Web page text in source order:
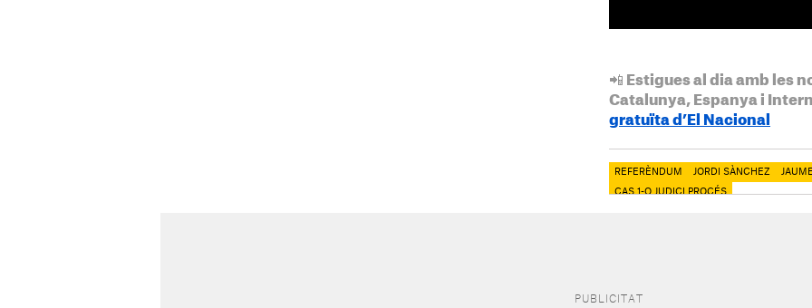
📲 Estigues al dia amb les
Catalunya, Espanya i
gratuïta d’El Nacional
REFERÈNDUM JORDI SÀNCHEZ
CAS 1-O JUDICI PROCÉS